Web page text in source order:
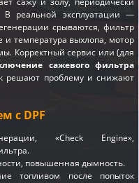
реальной эксплуатации —
срываются, фильтр
и температура выхлопа, мотор
Корректный сервис или (для
сажевого фильтра
решают проблему и снижают
с DPF
«Check Engine»,
повышенная дымность.
топливом после попыток